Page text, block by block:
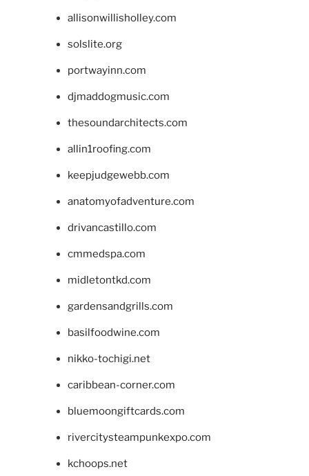
allisonwillisholley.com
solslite.org
portwayinn.com
djmaddogmusic.com
thesoundarchitects.com
allin1roofing.com
keepjudgewebb.com
anatomyofadventure.com
drivancastillo.com
cmmedspa.com
midletontkd.com
gardensandgrills.com
basilfoodwine.com
nikko-tochigi.net
caribbean-corner.com
bluemoongiftcards.com
rivercitysteampunkexpo.com
kchoops.net